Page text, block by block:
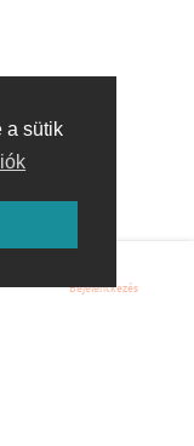
a sütik
Bejelentkezés